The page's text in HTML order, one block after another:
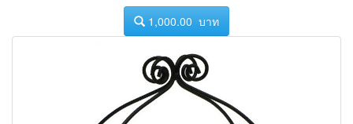
1,000.00 บาท